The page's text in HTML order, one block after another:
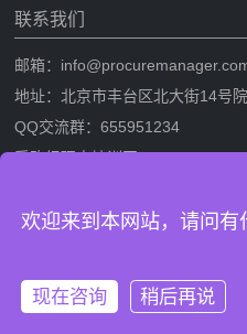
联系我们
邮箱：
地址：北京市丰台区北大街14号
QQ交流群：655951234
采购经理人培训网
采购经理人网是专业的采购经理人
版权信息：采购经理人培训网
欢迎来到本网站，请问有
现在咨询 稍后再说